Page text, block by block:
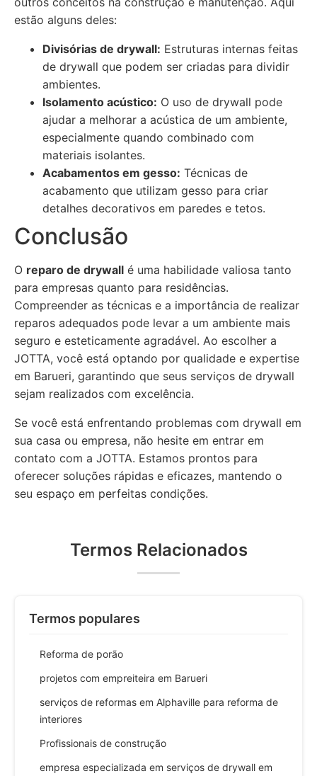
estão alguns deles:
Divisórias de drywall: Estruturas internas feitas
de drywall que podem ser criadas para dividir
ambientes.
Isolamento acústico: O uso de drywall pode
ajudar a melhorar a acústica de um ambiente,
especialmente quando combinado com
materiais isolantes.
Acabamentos em gesso: Técnicas de
acabamento que utilizam gesso para criar
detalhes decorativos em paredes e tetos.
Conclusão
O reparo de drywall é uma habilidade valiosa tanto
para empresas quanto para residências.
Compreender as técnicas e a importância de realizar
reparos adequados pode levar a um ambiente mais
seguro e esteticamente agradável. Ao escolher a
JOTTA, você está optando por qualidade e expertise
em Barueri, garantindo que seus serviços de drywall
sejam realizados com excelência.
Se você está enfrentando problemas com drywall em
sua casa ou empresa, não hesite em entrar em
contato com a JOTTA. Estamos prontos para
oferecer soluções rápidas e eficazes, mantendo o
seu espaço em perfeitas condições.
Termos Relacionados
Termos populares
Reforma de porão
projetos com empreiteira em Barueri
serviços de reformas em Alphaville para reforma de
interiores
Profissionais de construção
empresa especializada em serviços de drywall em